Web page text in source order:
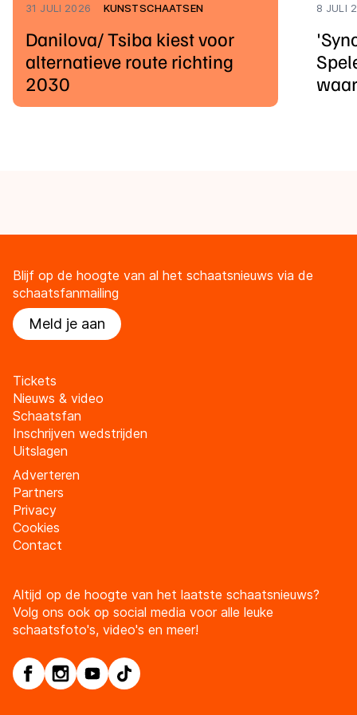
31 JULI 2026 KUNSTSCHAATSEN
Danilova/ Tsiba kiest voor
alternatieve route richting
2030
8 JULI
Blijf op de hoogte van al het schaatsnieuws via de
schaatsfanmailing
Meld je aan
Tickets
Nieuws & video
Schaatsfan
Inschrijven wedstrijden
Uitslagen
Adverteren
Partners
Privacy
Cookies
Contact
Altijd op de hoogte van het laatste schaatsnieuws?
Volg ons ook op social media voor alle leuke
schaatsfoto's, video's en meer!